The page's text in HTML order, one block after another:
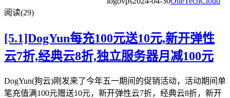
阅读(29)
[5.1]DogYun每充100元送10元,新开弹性
云7折,经典云8折,独立服务器月减100元
DogYun(狗云)刚发来了今年五一期间的促销活动，活动期间单
笔充值满100元赠送10元，新开弹性云7折，经典云8折，新开